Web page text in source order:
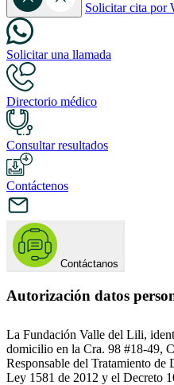
Solicitar cita por
Solicitar una llamada
Directorio médico
Consultar resultados
Contáctenos
Contáctanos
Autorización datos
La Fundación Valle del Lili,
domicilio en la Cra. 98 #18-49,
Responsable del Tratamiento de
Ley 1581 de 2012 y el Decreto